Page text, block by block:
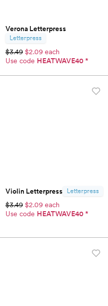
Verona Letterpress
Letterpress
$3.49 $2.09 each
Use code HEATWAVE40 *
Violin Letterpress Letterpress
$3.49 $2.09 each
Use code HEATWAVE40 *